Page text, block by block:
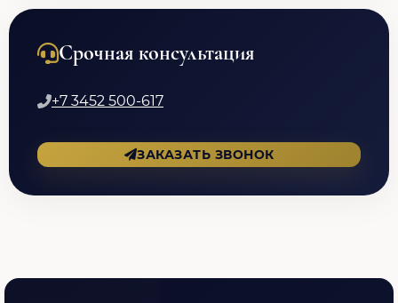
Срочная консультация
+7 3452 500-617
ЗАКАЗАТЬ ЗВОНОК